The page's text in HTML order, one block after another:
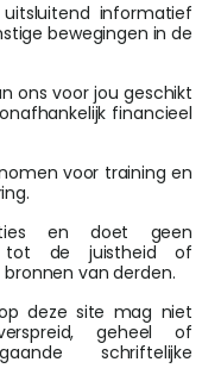
informatief
bewegingen in de
ons voor jou geschikt
financieel
voor training en
en doet geen
tot de juistheid of
van derden.
deze site mag niet
geheel of
schriftelijke